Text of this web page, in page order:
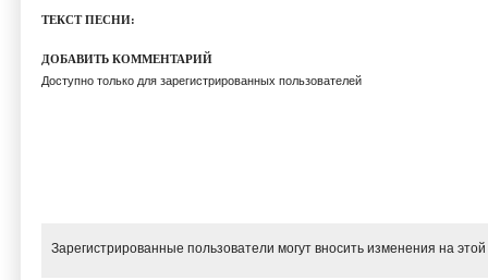
ТЕКСТ ПЕСНИ:
ДОБАВИТЬ КОММЕНТАРИЙ
Доступно только для зарегистрированных пользователей
Зарегистрированные пользователи могут вносить изменения на